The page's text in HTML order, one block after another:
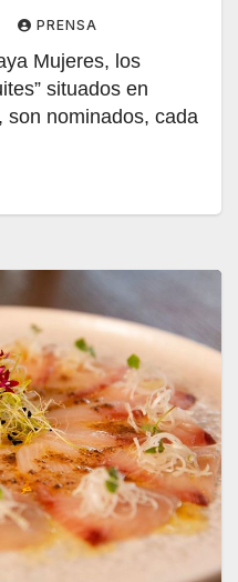
PRENSA
Mujeres, los
situados en
son nominados, cada